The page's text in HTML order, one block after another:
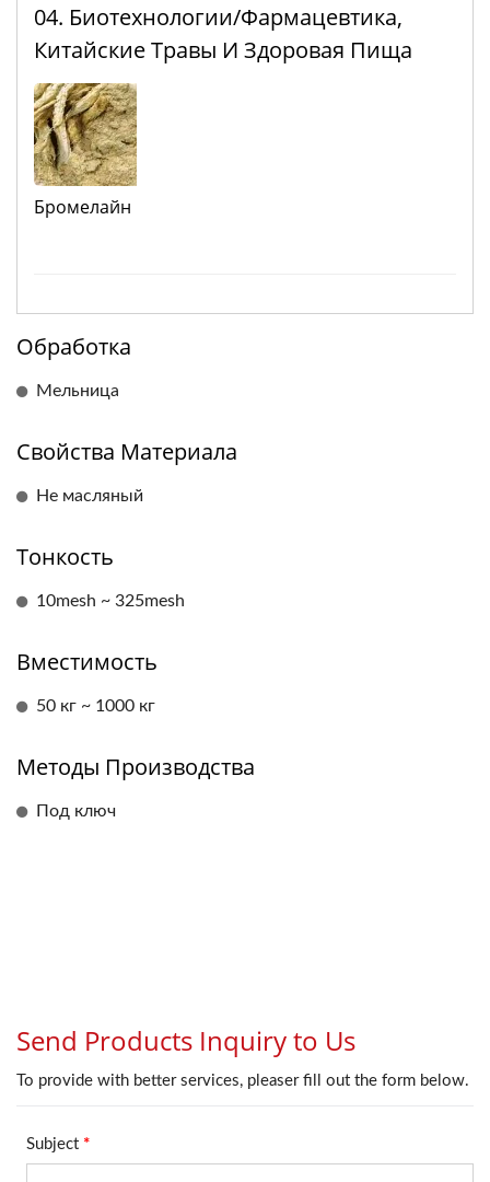
04. Биотехнологии/фармацевтика,
Китайские Травы И Здоровая Пища
Бромелайн
Обработка
Мельница
Свойства Материала
Не масляный
Тонкость
10mesh ~ 325mesh
Вместимость
50 кг ~ 1000 кг
Методы Производства
Под ключ